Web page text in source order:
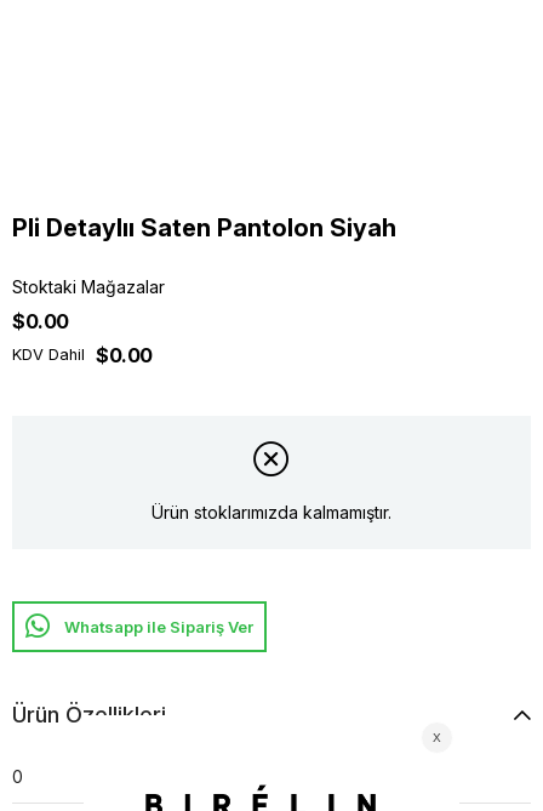
Pli Detaylıı Saten Pantolon Siyah
Stoktaki Mağazalar
$0.00
KDV Dahil $0.00
Ürün stoklarımızda kalmamıştır.
Whatsapp ile Sipariş Ver
Ürün Özellikleri
0